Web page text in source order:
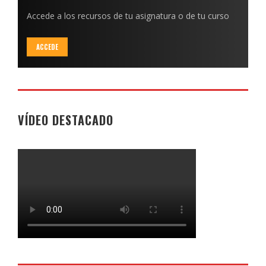
Accede a los recursos de tu asignatura o de tu curso
ACCEDE
VÍDEO DESTACADO